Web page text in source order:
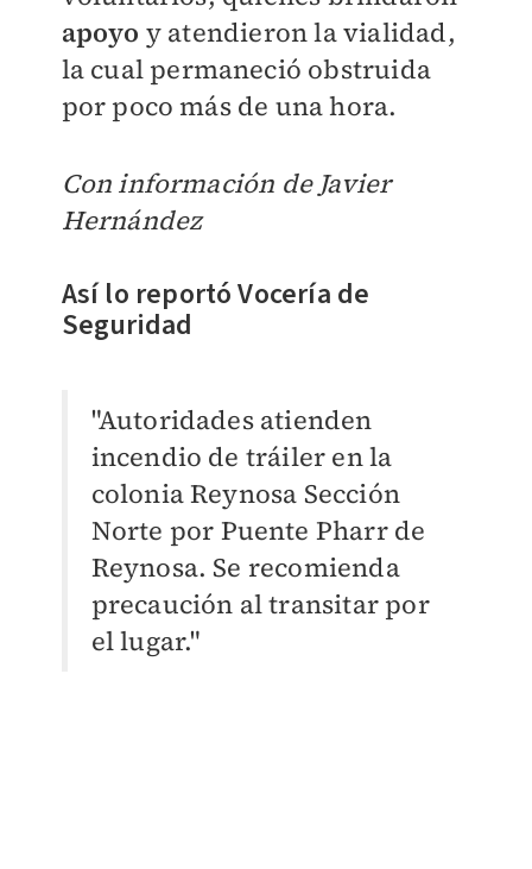
apoyo y atendieron la vialidad,
la cual permaneció obstruida
por poco más de una hora.
Con información de Javier
Hernández
Así lo reportó Vocería de
Seguridad
"Autoridades atienden
incendio de tráiler en la
colonia Reynosa Sección
Norte por Puente Pharr de
Reynosa. Se recomienda
precaución al transitar por
el lugar."